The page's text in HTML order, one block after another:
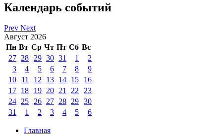
Календарь событий
Prev Next
Август 2026
Пн Вт Ср Чт Пт Сб Вс
27 28 29 30 31 1
2
3
4 5 6 7 8
9
10
11 12 13 14 15
16
17 18 19 20 21 22 23
24 25 26 27 28 29 30
31
1 2 3 4 5 6
Главная